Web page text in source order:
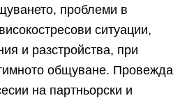
проблеми в
ситуации,
и разстройства, при
общуване. Провежда
на партньорски и